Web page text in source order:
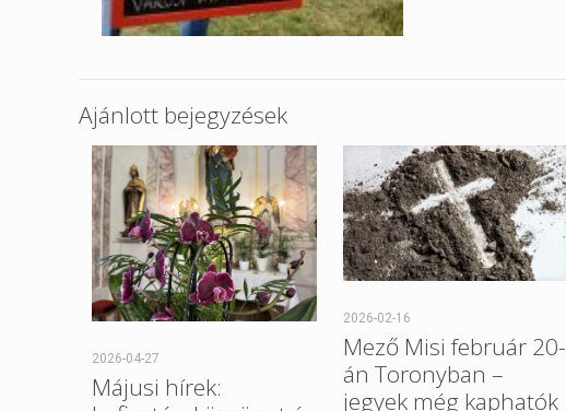
Ajánlott bejegyzések
2026-04-27
Májusi hírek:
2026-02-16
Mező Misi február 20-
án Toronyban –
jegyek még kaphatók